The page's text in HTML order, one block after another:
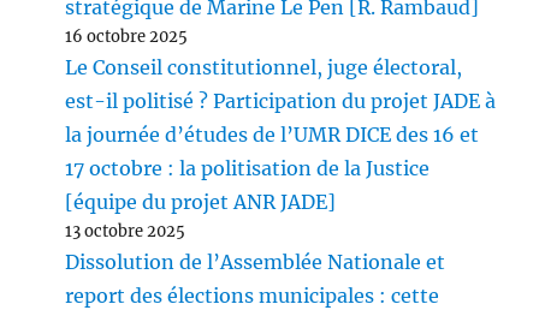
stratégique de Marine Le Pen [R. Rambaud]
16 octobre 2025
Le Conseil constitutionnel, juge électoral,
est-il politisé ? Participation du projet JADE à
la journée d’études de l’UMR DICE des 16 et
17 octobre : la politisation de la Justice
[équipe du projet ANR JADE]
13 octobre 2025
Dissolution de l’Assemblée Nationale et
report des élections municipales : cette